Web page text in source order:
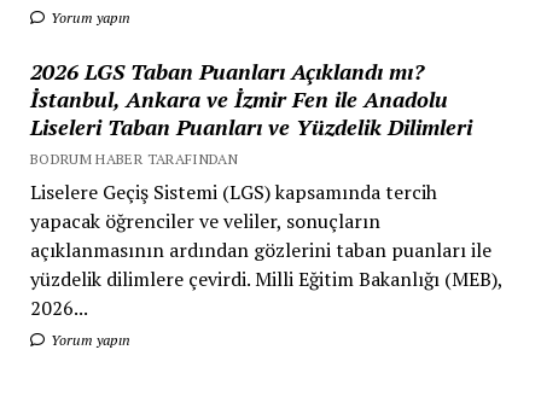
Yorum yapın
2026 LGS Taban Puanları Açıklandı mı?
İstanbul, Ankara ve İzmir Fen ile Anadolu
Liseleri Taban Puanları ve Yüzdelik Dilimleri
BODRUM HABER TARAFINDAN
Liselere Geçiş Sistemi (LGS) kapsamında tercih
yapacak öğrenciler ve veliler, sonuçların
açıklanmasının ardından gözlerini taban puanları ile
yüzdelik dilimlere çevirdi. Milli Eğitim Bakanlığı (MEB),
2026...
Yorum yapın